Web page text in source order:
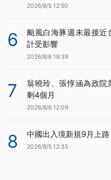
2026/8/5 12:50
6
颱風白海豚週末最接
計受影響
2026/8/6 19:39
7
翁曉玲、張惇涵為政院
剩4個月
2026/8/6 12:09
8 中國出入境新規9月上
2026/8/5 12:35